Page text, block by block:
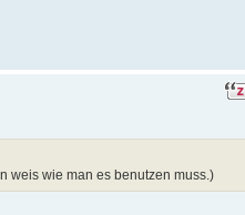
weis wie man es benutzen muss.)